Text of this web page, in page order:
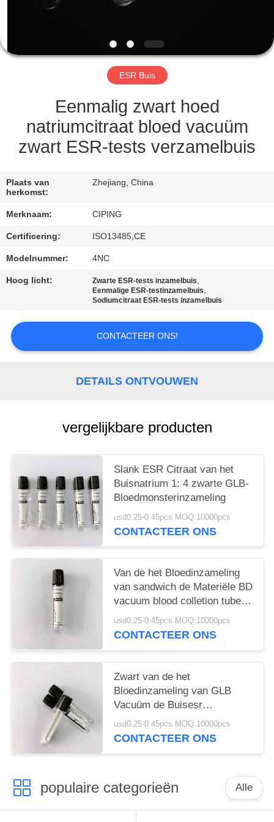
VERZOEK
CITAAT
PRIVACY
POLICY
ESR Buis
Eenmalig zwart hoed
natriumcitraat bloed vacuüm
zwart ESR-tests verzamelbuis
Plaats van
herkomst:
Zhejiang, China
Merknaam: CIPING
Certificering: ISO13485,CE
Modelnummer: 4NC
Hoog licht: Zwarte ESR-tests inzamelbuis,
Eenmalige ESR-testinzamelbuis,
Sodiumcitraat ESR-tests inzamelbuis
CONTACTEER ONS!
DETAILS ONTVOUWEN
vergelijkbare producten
Slank ESR Citraat van het
Buisnatrium 1: 4 zwarte GLB-
Bloedmonsterinzameling
usd0.25-0.45pcs MOQ:10000pcs
CONTACTEER ONS
Van de het Bloedinzameling
van sandwich de Materiële BD
vacuum blood colletion tube
Buizen 1ML - 6ML
usd0.25-0.45pcs MOQ:10000pcs
CONTACTEER ONS
Zwart van de het
Bloedinzameling van GLB
Vacuüm de Buisesr
Dynamisch Bloed
Sedmenation
usd0.25-0.45pcs MOQ:10000pcs
CONTACTEER ONS
populaire categorieën Alle